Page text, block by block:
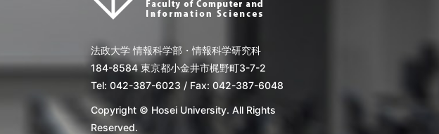
法政大学 情報科学部・情報科学研究科
184-8584 東京都小金井市梶野町3-7-2
Tel: 042-387-6023 / Fax: 042-387-6048
Copyright © Hosei University. All Rights
Reserved.